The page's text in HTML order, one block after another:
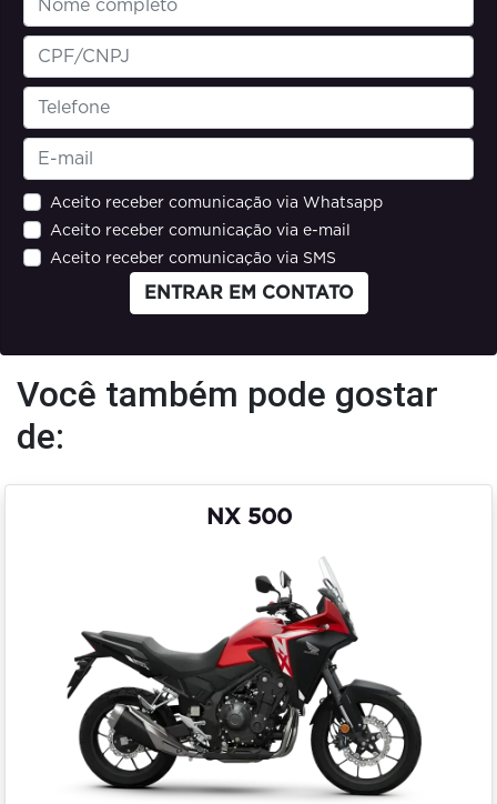
Aceito receber comunicação via Whatsapp
Aceito receber comunicação via e-mail
Aceito receber comunicação via SMS
ENTRAR EM CONTATO
Você também pode gostar
de:
NX 500